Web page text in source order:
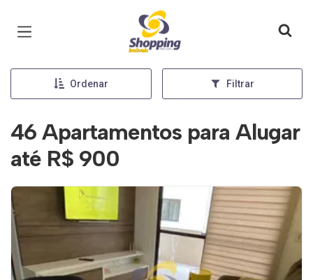
Página inicial
Ordenar Filtrar
46 Apartamentos para Alugar
até R$ 900